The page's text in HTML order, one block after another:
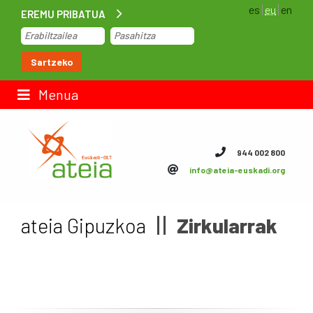
EREMU PRIBATUA
Sartzeko
es eu en
Menua
Hasiera
Lan-poltsa
Kontaktua
944 002 800
info@ateia-euskadi.org
ateia Gipuzkoa Zirkularrak